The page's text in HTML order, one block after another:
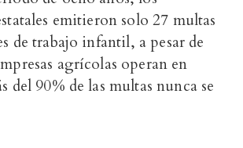
emitieron solo 27 multas
de trabajo infantil, a pesar de
agrícolas operan en
del 90% de las multas nunca se